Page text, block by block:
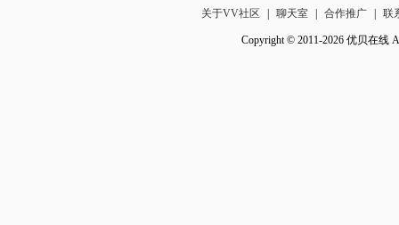
关于VV社区 聊天室 合作推广 联
Copyright © 2011-2026 优贝在线